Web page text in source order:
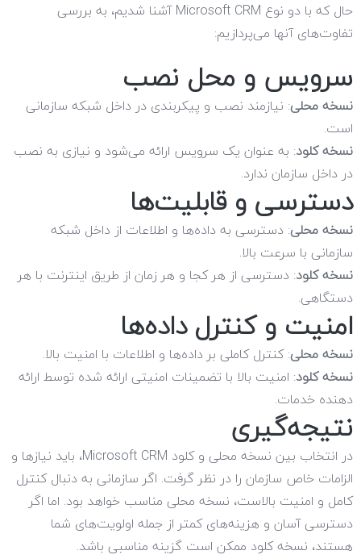
حال که با دو نوع Microsoft CRM آشنا شدیم، به بررسی
تفاوت‌های آنها می‌پردازیم:
سرویس و محل نصب
نسخه محلی: نیازمند نصب و پیکربندی در داخل شبکه سازمانی
است.
نسخه کلود: به عنوان یک سرویس ارائه می‌شود و نیازی به نصب
در داخل سازمان ندارد.
دسترسی و قابلیت‌ها
نسخه محلی: دسترسی به داده‌ها و اطلاعات از داخل شبکه
سازمانی با سرعت بالا.
نسخه کلود: دسترسی از هر کجا و هر زمان از طریق اینترنت با هر
دستگاهی.
امنیت و کنترل داده‌ها
نسخه محلی: کنترل کاملی بر داده‌ها و اطلاعات با امنیت بالا.
نسخه کلود: امنیت بالا با تضمینات امنیتی ارائه شده توسط ارائه
دهنده خدمات.
نتیجه‌گیری
در انتخاب بین نسخه محلی و کلود Microsoft CRM، باید نیازها و
الزامات خاص سازمان را در نظر گرفت. اگر سازمانی به دنبال کنترل
کامل و امنیت بالاست، نسخه محلی مناسب خواهد بود. اما اگر
دسترسی آسان و هزینه‌های کمتر از جمله اولویت‌های شما
هستند، نسخه کلود ممکن است گزینه مناسبی باشد.